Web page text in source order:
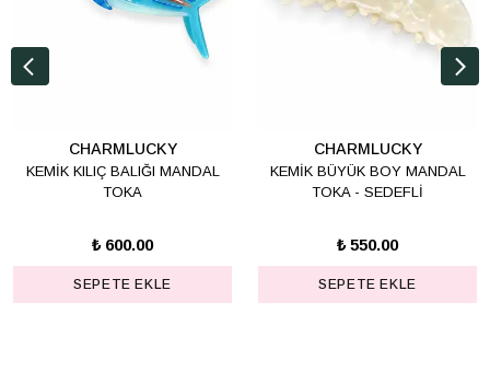
CHARMLUCKY
KEMİK KILIÇ BALIĞI MANDAL
TOKA
₺ 600.00
SEPETE EKLE
CHARMLUCKY
KEMİK BÜYÜK BOY MANDAL
TOKA - SEDEFLİ
₺ 550.00
SEPETE EKLE